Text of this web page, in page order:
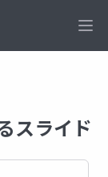
スライド